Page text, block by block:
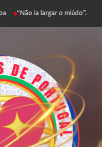
“Não ia largar o miúdo”.